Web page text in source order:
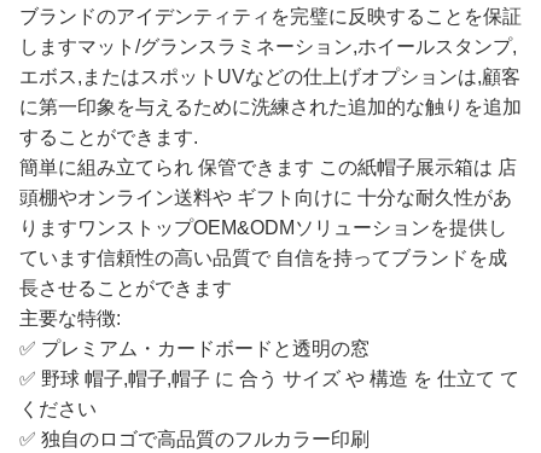
ブランドのアイデンティティを完璧に反映することを保証
しますマット/グランスラミネーション,ホイールスタンプ,
エボス,またはスポットUVなどの仕上げオプションは,顧客
に第一印象を与えるために洗練された追加的な触りを追加
することができます.
簡単に組み立てられ 保管できます この紙帽子展示箱は 店
頭棚やオンライン送料や ギフト向けに 十分な耐久性があ
りますワンストップOEM&ODMソリューションを提供し
ています信頼性の高い品質で 自信を持ってブランドを成
長させることができます
主要な特徴:
✅ プレミアム・カードボードと透明の窓
✅ 野球 帽子,帽子,帽子 に 合う サイズ や 構造 を 仕立て て
ください
✅ 独自のロゴで高品質のフルカラー印刷